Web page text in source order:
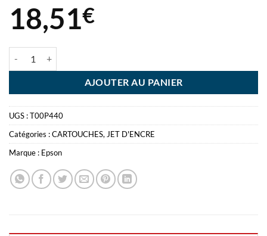
18,51€
AJOUTER AU PANIER
UGS :T00P440
Catégories :CARTOUCHES,JET D'ENCRE
Marque : Epson